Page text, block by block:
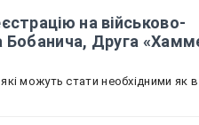
на військово-
Бобанича, Друга
можуть стати необхідними як